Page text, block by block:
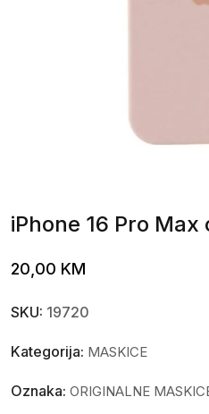
iPhone 16 Pro
20,00 KM
SKU: 19720
Kategorija: MASKICE
Oznaka: ORIGINALNE